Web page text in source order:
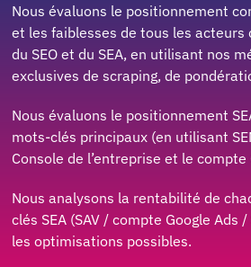
Nous évaluons le positionnement
et les faiblesses de tous les acteurs
du SEO et du SEA, en utilisant nos
exclusives de scraping, de
Nous évaluons le positionnement
mots-clés principaux (en utilisant
Console de l’entreprise et le compte
Nous analysons la rentabilité de
clés SEA (SAV / compte Google Ads
les optimisations possibles.